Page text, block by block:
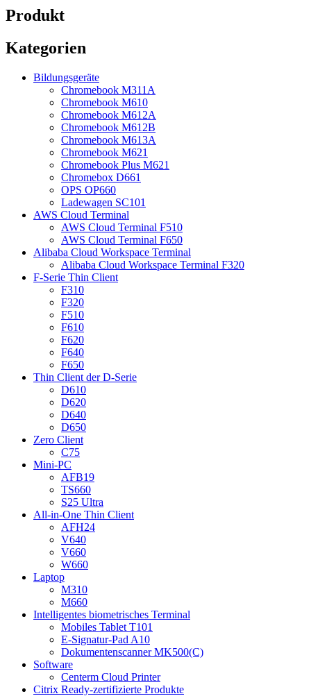
Produkt
Kategorien
Bildungsgeräte
Chromebook M311A
Chromebook M610
Chromebook M612A
Chromebook M612B
Chromebook M613A
Chromebook M621
Chromebook Plus M621
Chromebox D661
OPS OP660
Ladewagen SC101
AWS Cloud Terminal
AWS Cloud Terminal F510
AWS Cloud Terminal F650
Alibaba Cloud Workspace Terminal
Alibaba Cloud Workspace Terminal F320
F-Serie Thin Client
F310
F320
F510
F610
F620
F640
F650
Thin Client der D-Serie
D610
D620
D640
D650
Zero Client
C75
Mini-PC
AFB19
TS660
S25 Ultra
All-in-One Thin Client
AFH24
V640
V660
W660
Laptop
M310
M660
Intelligentes biometrisches Terminal
Mobiles Tablet T101
E-Signatur-Pad A10
Dokumentenscanner MK500(C)
Software
Centerm Cloud Printer
Citrix Ready-zertifizierte Produkte